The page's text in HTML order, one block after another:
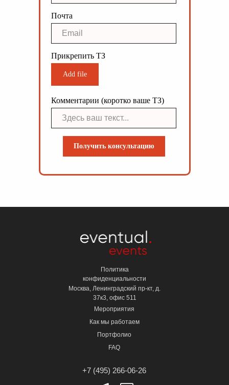
Почта
Прикрепить ТЗ
Add file
Комментарии (коротко ваше ТЗ)
Получить консультацию
Политика
конфиденциальности
Москва, Ленинградский пр-кт, д.
37к3, офис 511
Мероприятия
Как мы работаем
Портфолио
FAQ
+7 (495) 266-06-26